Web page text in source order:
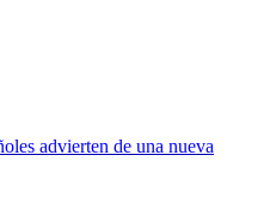
advierten de una nueva